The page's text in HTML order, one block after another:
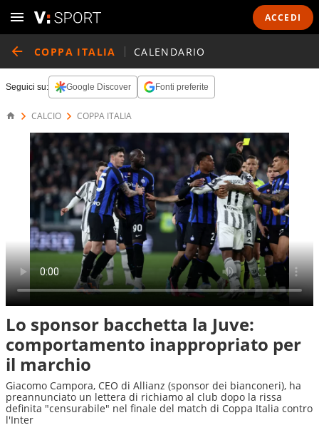
ACCEDI
COPPA ITALIA CALENDARIO
Seguici su: Google Discover Fonti preferite
CALCIO COPPA ITALIA
Lo sponsor bacchetta la Juve:
comportamento inappropriato per
il marchio
Giacomo Campora, CEO di Allianz (sponsor dei bianconeri), ha
preannunciato un lettera di richiamo al club dopo la rissa
definita "censurabile" nel finale del match di Coppa Italia contro
l'Inter